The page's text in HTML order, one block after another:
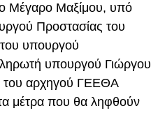
Μέγαρο Μαξίμου, υπό
Προστασίας του
υπουργού
υπουργού Γιώργου
του αρχηγού ΓΕΕΘΑ
μέτρα που θα ληφθούν